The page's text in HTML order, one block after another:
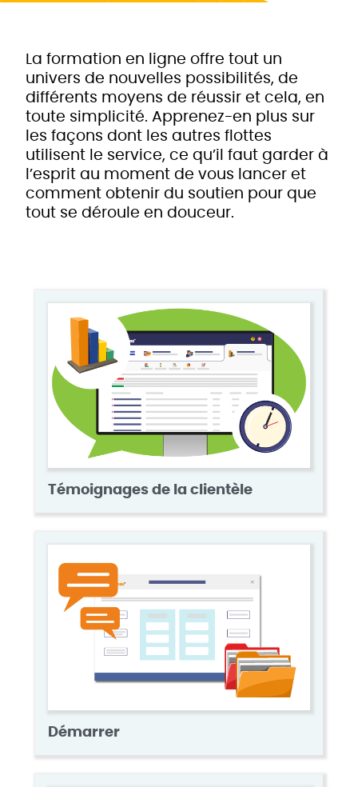
La formation en ligne offre tout un
univers de nouvelles possibilités, de
différents moyens de réussir et cela, en
toute simplicité. Apprenez-en plus sur
les façons dont les autres flottes
utilisent le service, ce qu’il faut garder à
l’esprit au moment de vous lancer et
comment obtenir du soutien pour que
tout se déroule en douceur.
Témoignages de la clientèle
Démarrer